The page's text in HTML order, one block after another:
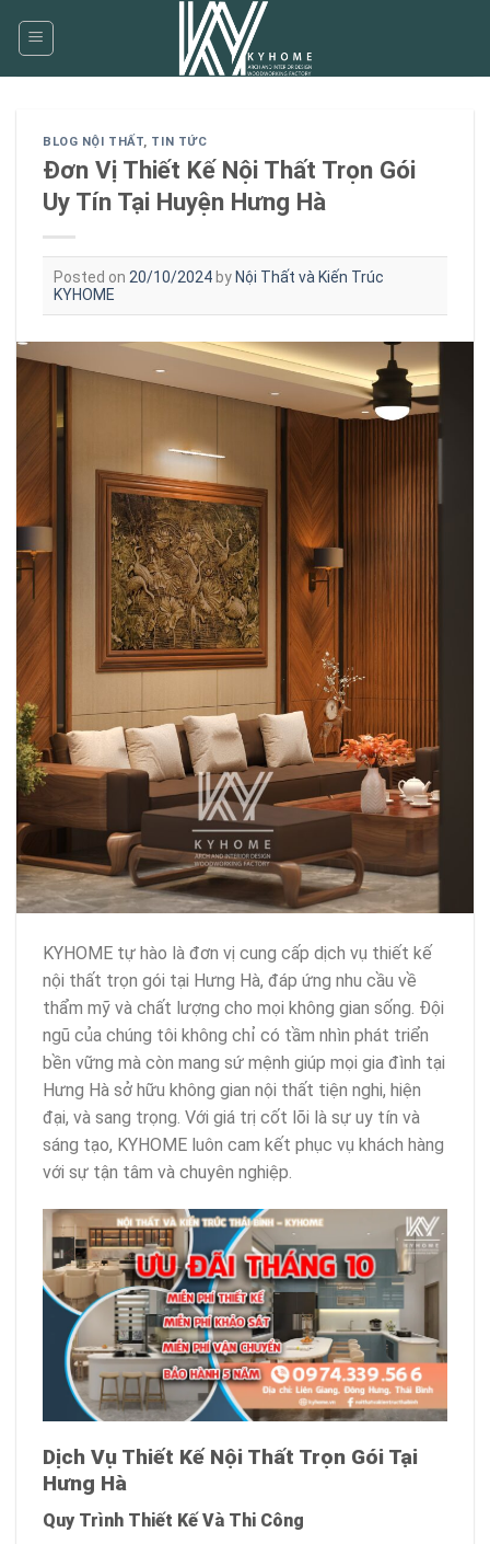
BLOG NỘI THẤT, TIN TỨC
Đơn Vị Thiết Kế Nội Thất Trọn Gói
Uy Tín Tại Huyện Hưng Hà
Posted on 20/10/2024byNội Thất và Kiến Trúc
KYHOME
KYHOME tự hào là đơn vị cung cấp dịch vụ thiết kế
nội thất trọn gói tại Hưng Hà, đáp ứng nhu cầu về
thẩm mỹ và chất lượng cho mọi không gian sống. Đội
ngũ của chúng tôi không chỉ có tầm nhìn phát triển
bền vững mà còn mang sứ mệnh giúp mọi gia đình tại
Hưng Hà sở hữu không gian nội thất tiện nghi, hiện
đại, và sang trọng. Với giá trị cốt lõi là sự uy tín và
sáng tạo, KYHOME luôn cam kết phục vụ khách hàng
với sự tận tâm và chuyên nghiệp.
Dịch Vụ Thiết Kế Nội Thất Trọn Gói Tại
Hưng Hà
Quy Trình Thiết Kế Và Thi Công